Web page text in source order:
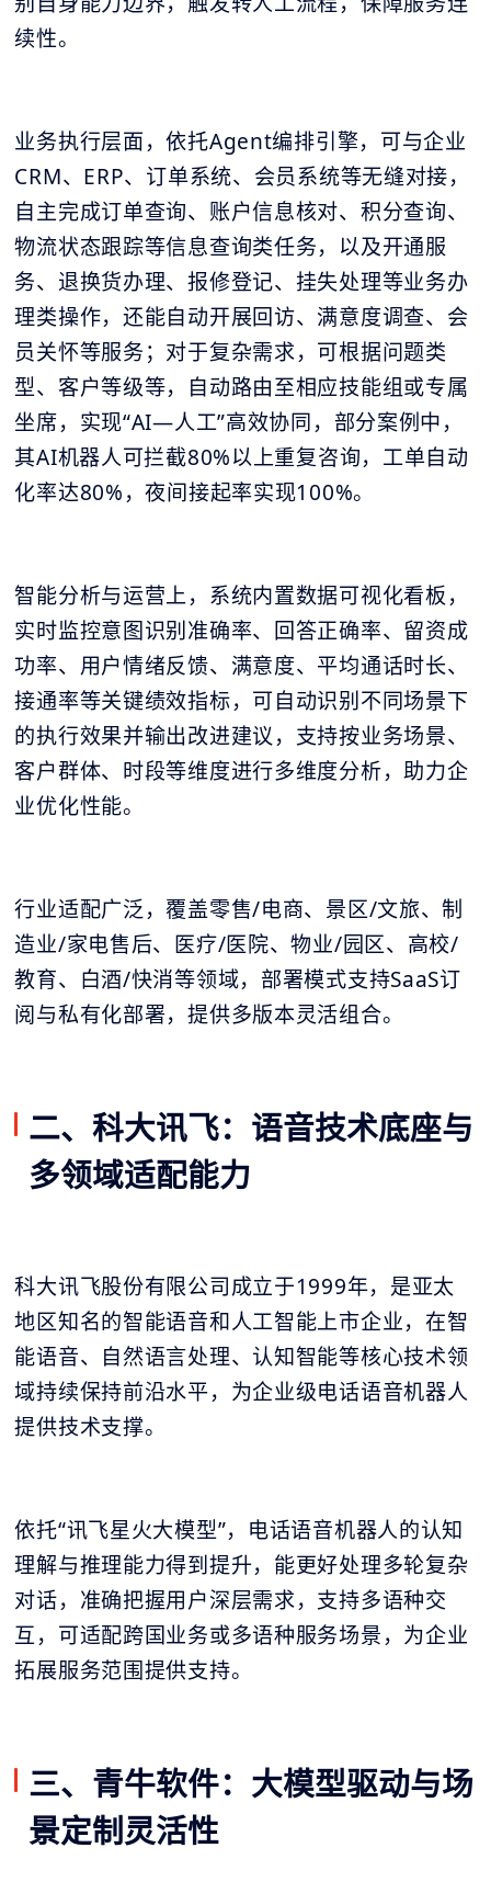
续性。
业务执行层面，依托Agent编排引擎，可与企业
CRM、ERP、订单系统、会员系统等无缝对接，
自主完成订单查询、账户信息核对、积分查询、
物流状态跟踪等信息查询类任务，以及开通服
务、退换货办理、报修登记、挂失处理等业务办
理类操作，还能自动开展回访、满意度调查、会
员关怀等服务；对于复杂需求，可根据问题类
型、客户等级等，自动路由至相应技能组或专属
坐席，实现“AI—人工”高效协同，部分案例中，
其AI机器人可拦截80%以上重复咨询，工单自动
化率达80%，夜间接起率实现100%。
智能分析与运营上，系统内置数据可视化看板，
实时监控意图识别准确率、回答正确率、留资成
功率、用户情绪反馈、满意度、平均通话时长、
接通率等关键绩效指标，可自动识别不同场景下
的执行效果并输出改进建议，支持按业务场景、
客户群体、时段等维度进行多维度分析，助力企
业优化性能。
行业适配广泛，覆盖零售/电商、景区/文旅、制
造业/家电售后、医疗/医院、物业/园区、高校/
教育、白酒/快消等领域，部署模式支持SaaS订
阅与私有化部署，提供多版本灵活组合。
二、科大讯飞：语音技术底座与
多领域适配能力
科大讯飞股份有限公司成立于1999年，是亚太
地区知名的智能语音和人工智能上市企业，在智
能语音、自然语言处理、认知智能等核心技术领
域持续保持前沿水平，为企业级电话语音机器人
提供技术支撑。
依托“讯飞星火大模型”，电话语音机器人的认知
理解与推理能力得到提升，能更好处理多轮复杂
对话，准确把握用户深层需求，支持多语种交
互，可适配跨国业务或多语种服务场景，为企业
拓展服务范围提供支持。
三、青牛软件：大模型驱动与场
景定制灵活性